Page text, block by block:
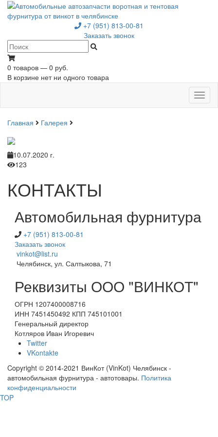
+7 (951) 813-00-81
Заказать звонок
0 товаров — 0 руб.
В корзине нет ни одного товара
Главная
Галерея
10.07.2020 г.
123
КОНТАКТЫ
Автомобильная фурнитура
+7 (951) 813-00-81
Заказать звонок
vinkot@list.ru
Челябинск, ул. Салтыкова, 71
Реквизиты ООО "ВИНКОТ"
ОГРН 1207400008716
ИНН 7451450492 КПП 745101001
Генеральный директор
Котляров Иван Игоревич
Twitter
VKontakte
Copyright © 2014-2021 ВинКот (VinKot) Челябинск -
автомобильная фурнитура - автотовары. Политика
конфиденциальности
TOP